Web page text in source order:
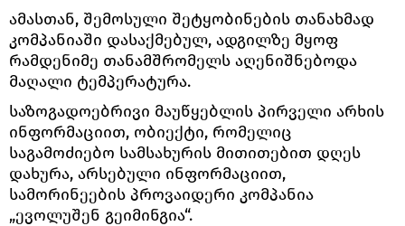
ამასთან, შემოსული შეტყობინების თანახმად
კომპანიაში დასაქმებულ, ადგილზე მყოფ
რამდენიმე თანამშრომელს აღენიშნებოდა
მაღალი ტემპერატურა.
საზოგადოებრივი მაუწყებლის პირველი არხის
ინფორმაციით, ობიექტი, რომელიც
საგამოძიებო სამსახურის მითითებით დღეს
დახურა, არსებული ინფორმაციით,
სამორინეების პროვაიდერი კომპანია
„ევოლუშენ გეიმინგია“.